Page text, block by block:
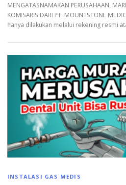
MENGATASNAMAKAN PERUSAHAAN,
KOMISARIS DARI PT. MOUNTSTONE
hanya dilakukan melalui rekening resmi
INSTALASI GAS MEDIS